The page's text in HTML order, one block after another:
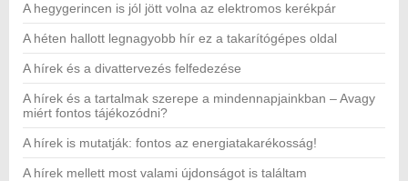
A hegygerincen is jól jött volna az elektromos kerékpár
A héten hallott legnagyobb hír ez a takarítógépes oldal
A hírek és a divattervezés felfedezése
A hírek és a tartalmak szerepe a mindennapjainkban – Avagy
miért fontos tájékozódni?
A hírek is mutatják: fontos az energiatakarékosság!
A hírek mellett most valami újdonságot is találtam